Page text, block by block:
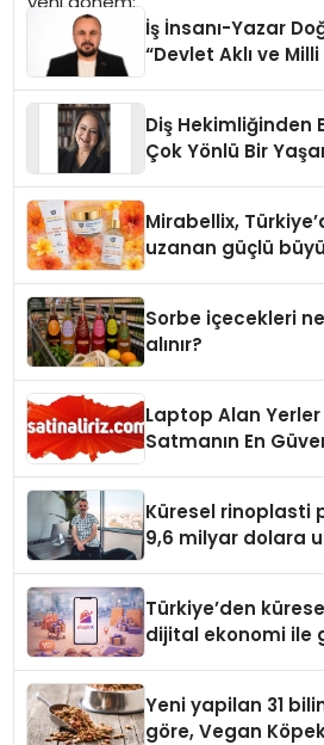
İş İnsanı-Yazar
“Devlet Aklı ve
Diş Hekimliğinden
Çok Yönlü Bir
Mirabellix,
uzanan güçlü
Sorbe içecekleri
alınır?
Laptop Alan
Satmanın En
Küresel rinoplasti
9,6 milyar dolara
Türkiye’den
dijital ekonomi ile
Yeni yapilan 31
göre, Vegan